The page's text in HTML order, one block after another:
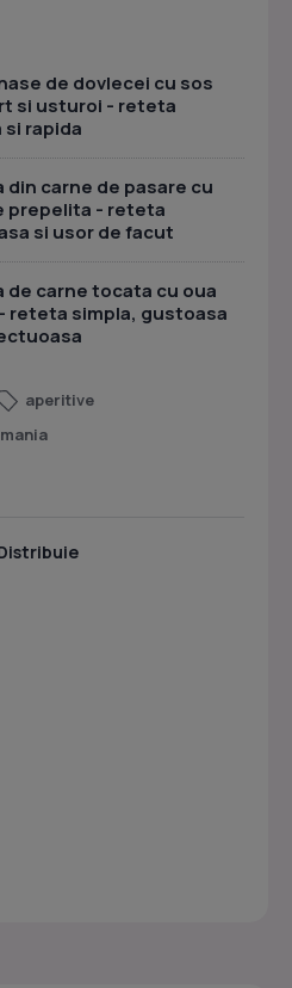
de dovlecei cu sos
si usturoi - reteta
si rapida
din carne de pasare cu
prepelita - reteta
si usor de facut
de carne tocata cu oua
reteta simpla, gustoasa
aperitive